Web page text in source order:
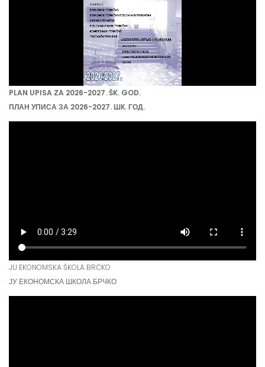
PLAN UPISA ZA 2026-2027. ŠK. GOD.
ПЛАН УПИСА ЗА 2026-2027. ШК. ГОД.
JU EKONOMSKA ŠKOLA BRČKO
ЈУ ЕКОНОМСКА ШКОЛА БРЧКО